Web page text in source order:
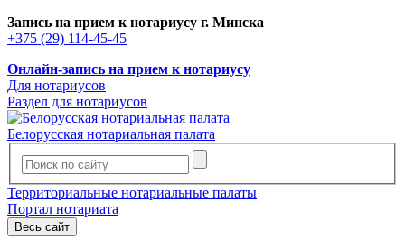
Запись на прием к нотариусу г. Минска
+375 (29) 114-45-45
Онлайн-запись на прием к нотариусу
Для нотариусов
Раздел для нотариусов
Белорусская нотариальная палата
Территориальные нотариальные палаты
Портал нотариата
Весь сайт